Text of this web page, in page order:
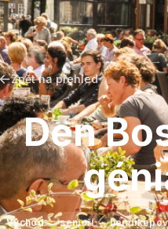
Zpět na přehled
Den
Východ senioři